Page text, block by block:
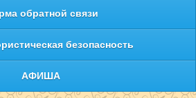
обратной связи
безопасность
АФИША